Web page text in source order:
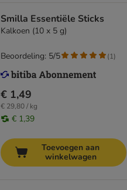
Smilla Essentiële Sticks
Kalkoen (10 x 5 g)
€ 1,49
€ 29,80 / kg
€ 1,39
Beoordeling: 5/5 (1)
Toevoegen aan
winkelwagen